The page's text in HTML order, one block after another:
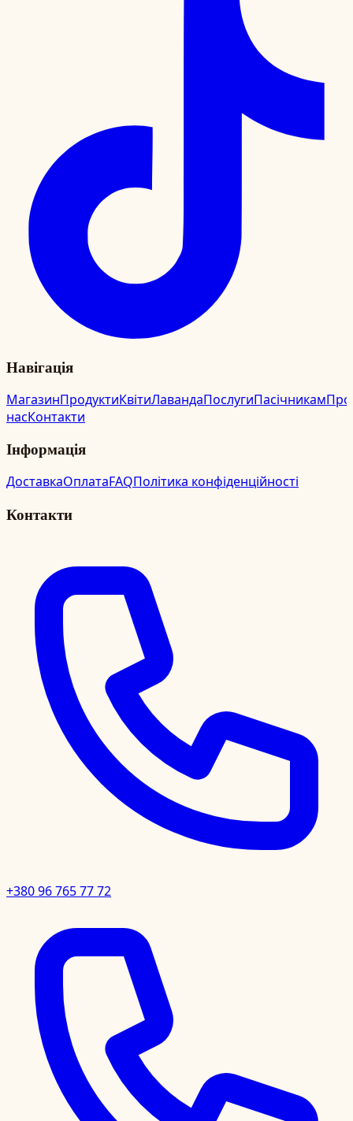
Навігація
МагазинПродуктиКвітиЛавандаПослугиПасічникамПро
насКонтакти
Інформація
ДоставкаОплатаFAQПолітика конфіденційності
Контакти
+380 96 765 77 72